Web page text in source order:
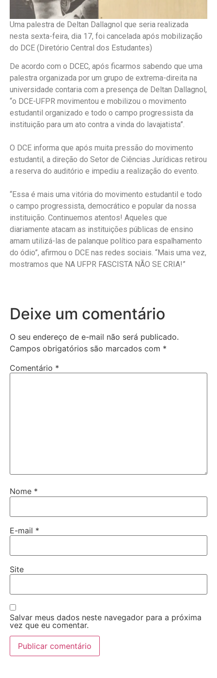
Uma palestra de Deltan Dallagnol que seria realizada
nesta sexta-feira, dia 17, foi cancelada após mobilização
do DCE (Diretório Central dos Estudantes)
De acordo com o DCEC, após ficarmos sabendo que uma
palestra organizada por um grupo de extrema-direita na
universidade contaria com a presença de Deltan Dallagnol,
“o DCE-UFPR movimentou e mobilizou o movimento
estudantil organizado e todo o campo progressista da
instituição para um ato contra a vinda do lavajatista”.
O DCE informa que após muita pressão do movimento
estudantil, a direção do Setor de Ciências Jurídicas retirou
a reserva do auditório e impediu a realização do evento.
“Essa é mais uma vitória do movimento estudantil e todo
o campo progressista, democrático e popular da nossa
instituição. Continuemos atentos! Aqueles que
diariamente atacam as instituições públicas de ensino
amam utilizá-las de palanque político para espalhamento
do ódio”, afirmou o DCE nas redes sociais. “Mais uma vez,
mostramos que NA UFPR FASCISTA NÃO SE CRIA!”
Deixe um comentário
O seu endereço de e-mail não será publicado.
Campos obrigatórios são marcados com *
Comentário *
Nome *
E-mail *
Site
Salvar meus dados neste navegador para a próxima
vez que eu comentar.